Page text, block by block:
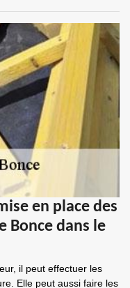
en place des
Bonce dans le
il peut effectuer les
Elle peut aussi faire les